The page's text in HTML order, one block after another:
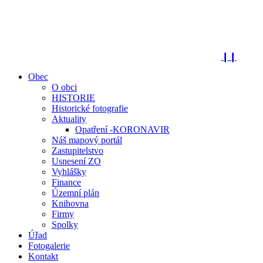
Obec
O obci
HISTORIE
Historické fotografie
Aktuality
Opatření -KORONAVIR
Náš mapový portál
Zastupitelstvo
Usnesení ZO
Vyhlášky
Finance
Územní plán
Knihovna
Firmy
Spolky
Úřad
Fotogalerie
Kontakt